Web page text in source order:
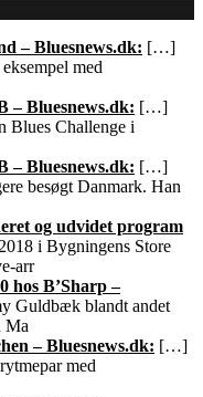
– Bluesnews.dk: […]
med
– Bluesnews.dk: […]
Blues Challenge i
– Bluesnews.dk: […]
besøgt Danmark. Han
og udvidet program
i Bygningens Store
arr
hos B’Sharp –
Guldbæk blandt andet
Ma
– Bluesnews.dk: […]
med